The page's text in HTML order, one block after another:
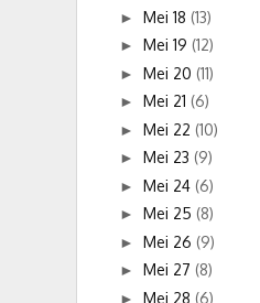
► Mei 18 (13)
► Mei 19 (12)
► Mei 20 (11)
► Mei 21 (6)
► Mei 22 (10)
► Mei 23 (9)
► Mei 24 (6)
► Mei 25 (8)
► Mei 26 (9)
► Mei 27 (8)
► Mei 28 (6)